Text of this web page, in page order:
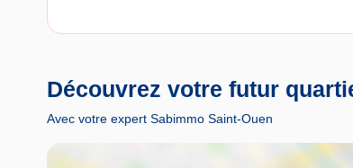
Découvrez votre futur
Avec votre expert Sabimmo Saint-Ouen